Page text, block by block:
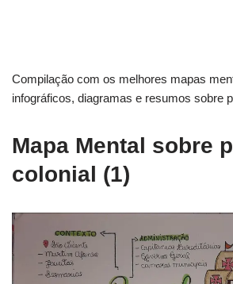
Compilação com os melhores mapas
infográficos, diagramas e resumos sobre
Mapa Mental sobre
colonial (1)